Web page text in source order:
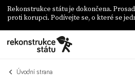
Rekonstrukce státu je dokončena.
proti korupci. Podívejte se, o které se
Úvodní strana